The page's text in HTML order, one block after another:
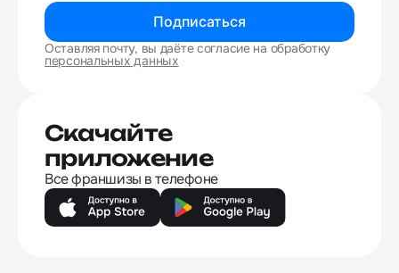
Подписаться
Оставляя почту, вы даёте согласие на обработку
персональных данных
Скачайте
приложение
Все франшизы в телефоне